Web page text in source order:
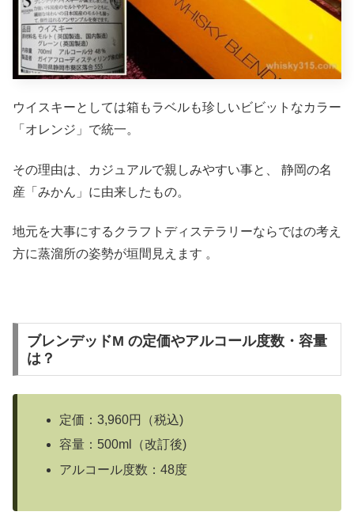
ウイスキーとしては箱もラベルも珍しいビビットなカラー
「オレンジ」で統一。
その理由は、カジュアルで親しみやすい事と、 静岡の名
産「みかん」に由来したもの。
地元を大事にするクラフトディステラリーならではの考え
方に蒸溜所の姿勢が垣間見えます 。
ブレンデッドM の定価やアルコール度数・容量
は？
定価：3,960円（税込)
容量：500ml（改訂後)
アルコール度数：48度